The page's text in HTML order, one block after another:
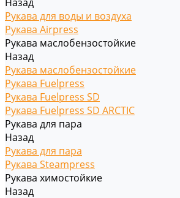
Рукава для воды и воздуха
Рукава Airpress
Рукава маслобензостойкие
Назад
Рукава маслобензостойкие
Рукава Fuelpress
Рукава Fuelpress SD
Рукава Fuelpress SD ARCTIC
Рукава для пара
Назад
Рукава для пара
Рукава Steampress
Рукава химостойкие
Назад